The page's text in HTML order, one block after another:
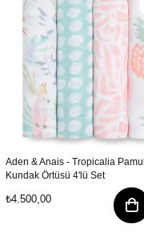
Aden & Anais - Tropicalia
Kundak Örtüsü 4'lü Set
₺4.500,00